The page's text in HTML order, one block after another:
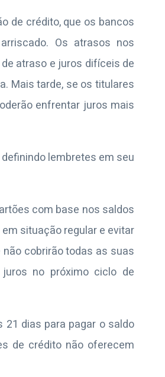
de crédito, que os bancos
Os atrasos nos
atraso e juros difíceis de
Mais tarde, se os titulares
enfrentar juros mais
lembretes em seu
com base nos saldos
situação regular e evitar
cobrirão todas as suas
no próximo ciclo de
dias para pagar o saldo
de crédito não oferecem